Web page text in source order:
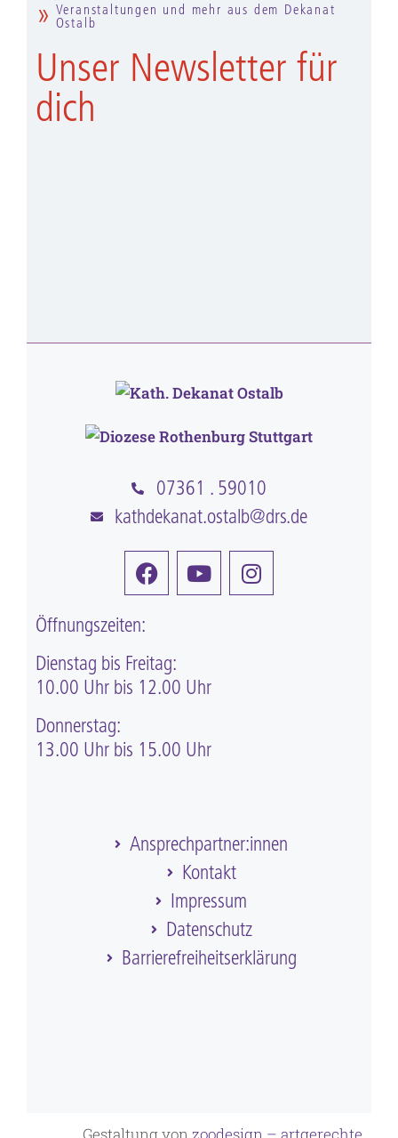
Veranstaltungen und mehr aus dem Dekanat
Ostalb
Unser Newsletter für
dich
07361 . 59010
kathdekanat.ostalb@drs.de
Öffnungszeiten:
Dienstag bis Freitag:
10.00 Uhr bis 12.00 Uhr
Donnerstag:
13.00 Uhr bis 15.00 Uhr
Ansprechpartner:innen
Kontakt
Impressum
Datenschutz
Barriere­frei­heits­erklärung